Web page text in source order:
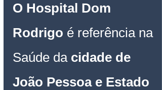
O Hospital Dom
Rodrigo é referência na
Saúde da cidade de
João Pessoa e Estado